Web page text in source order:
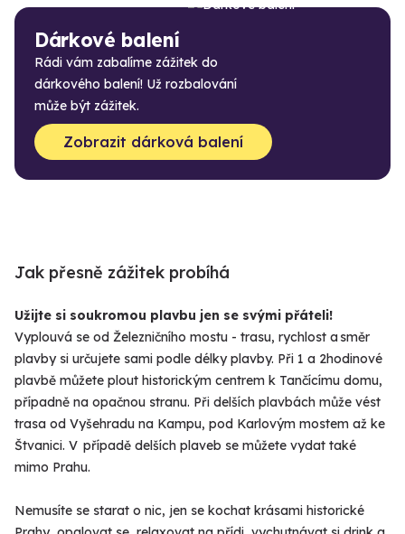
Dárkové balení
Rádi vám zabalíme zážitek do
dárkového balení! Už rozbalování
může být zážitek.
Zobrazit dárková balení
Jak přesně zážitek probíhá
Užijte si soukromou plavbu jen se svými přáteli!
Vyplouvá se od Železničního mostu - trasu, rychlost a směr
plavby si určujete sami podle délky plavby. Při 1 a 2hodinové
plavbě můžete plout historickým centrem k Tančícímu domu,
případně na opačnou stranu. Při delších plavbách může vést
trasa od Vyšehradu na Kampu, pod Karlovým mostem až ke
Štvanici. V případě delších plaveb se můžete vydat také
mimo Prahu.
Nemusíte se starat o nic, jen se kochat krásami historické